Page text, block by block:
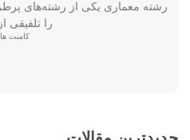
رشته معماری یکی از رشته‌های
را تلفیقی
کامنت ها